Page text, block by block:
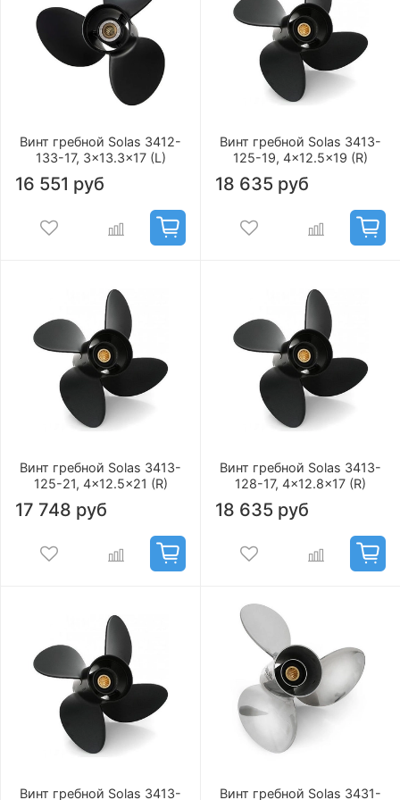
Винт гребной Solas 3412-
133-17, 3x13.3x17 (L)
16 551 руб
Винт гребной Solas 3413-
125-19, 4x12.5x19 (R)
18 635 руб
Винт гребной Solas 3413-
125-21, 4x12.5x21 (R)
17 748 руб
Винт гребной Solas 3413-
128-17, 4x12.8x17 (R)
18 635 руб
Винт гребной Solas 3413-
Винт гребной Solas 3431-